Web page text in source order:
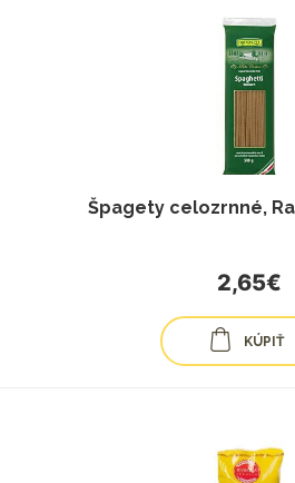
Špagety celozrnné,
2,65€
KÚPIŤ